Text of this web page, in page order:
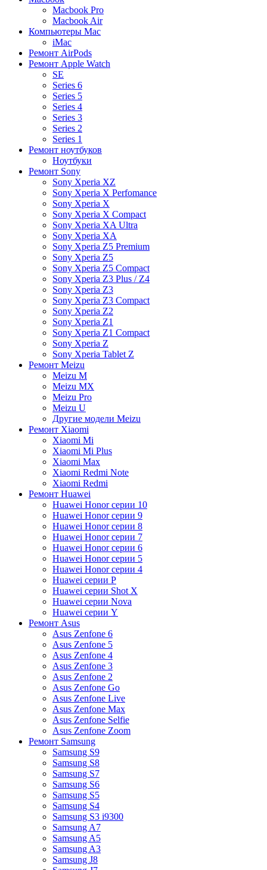
Macbook Pro
Macbook Air
Компьютеры Mac
iMac
Ремонт AirPods
Ремонт Apple Watch
SE
Series 6
Series 5
Series 4
Series 3
Series 2
Series 1
Ремонт ноутбуков
Ноутбуки
Ремонт Sony
Sony Xperia XZ
Sony Xperia X Perfomance
Sony Xperia X
Sony Xperia X Compact
Sony Xperia XA Ultra
Sony Xperia XA
Sony Xperia Z5 Premium
Sony Xperia Z5
Sony Xperia Z5 Compact
Sony Xperia Z3 Plus / Z4
Sony Xperia Z3
Sony Xperia Z3 Compact
Sony Xperia Z2
Sony Xperia Z1
Sony Xperia Z1 Compact
Sony Xperia Z
Sony Xperia Tablet Z
Ремонт Meizu
Meizu M
Meizu MX
Meizu Pro
Meizu U
Другие модели Meizu
Ремонт Xiaomi
Xiaomi Mi
Xiaomi Mi Plus
Xiaomi Max
Xiaomi Redmi Note
Xiaomi Redmi
Ремонт Huawei
Huawei Honor серии 10
Huawei Honor серии 9
Huawei Honor серии 8
Huawei Honor серии 7
Huawei Honor серии 6
Huawei Honor серии 5
Huawei Honor серии 4
Huawei серии P
Huawei серии Shot X
Huawei серии Nova
Huawei серии Y
Ремонт Asus
Asus Zenfone 6
Asus Zenfone 5
Asus Zenfone 4
Asus Zenfone 3
Asus Zenfone 2
Asus Zenfone Go
Asus Zenfone Live
Asus Zenfone Max
Asus Zenfone Selfie
Asus Zenfone Zoom
Ремонт Samsung
Samsung S9
Samsung S8
Samsung S7
Samsung S6
Samsung S5
Samsung S4
Samsung S3 i9300
Samsung A7
Samsung A5
Samsung A3
Samsung J8